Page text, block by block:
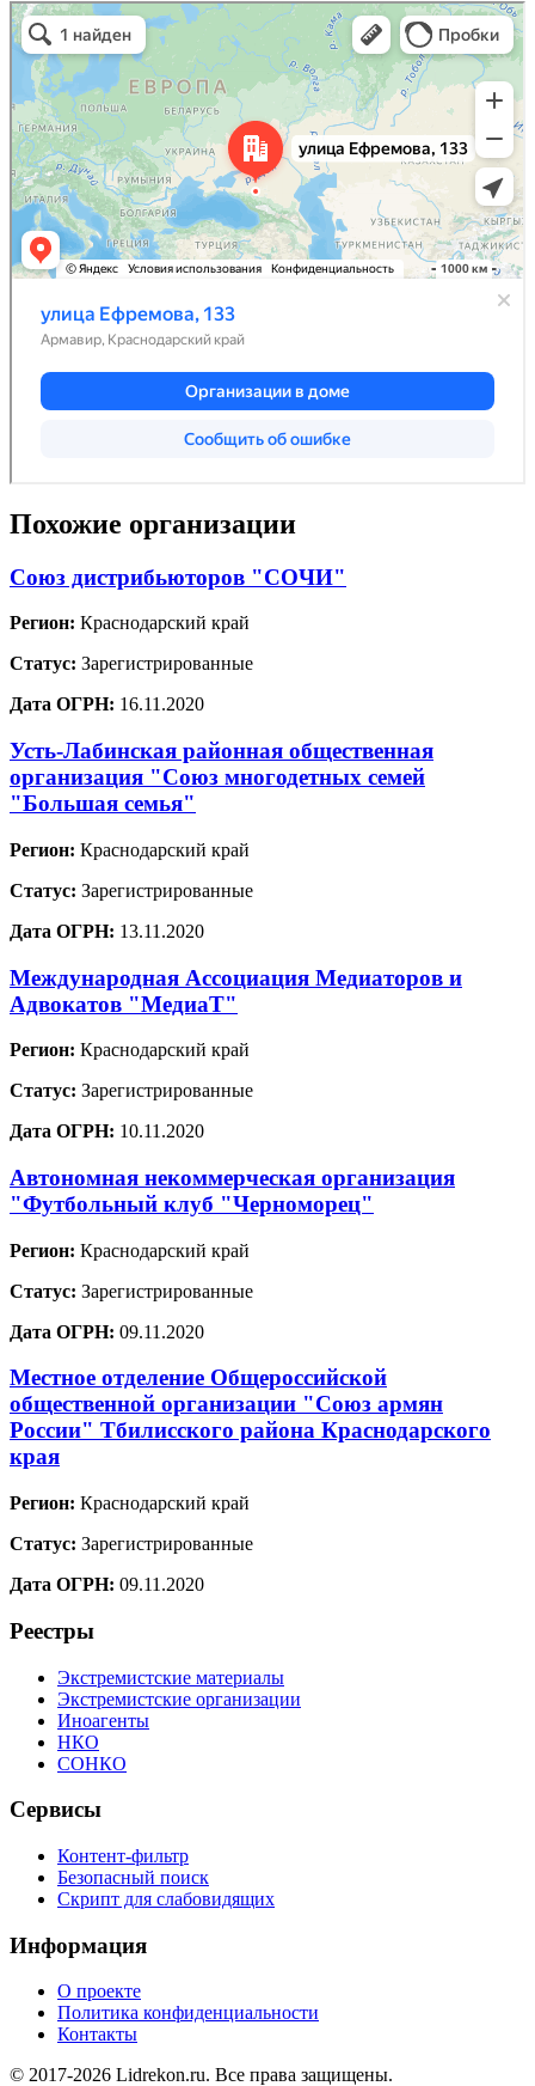
Похожие организации
Союз дистрибьюторов "СОЧИ"
Регион: Краснодарский край
Статус: Зарегистрированные
Дата ОГРН: 16.11.2020
Усть-Лабинская районная общественная
организация "Союз многодетных семей
"Большая семья"
Регион: Краснодарский край
Статус: Зарегистрированные
Дата ОГРН: 13.11.2020
Международная Ассоциация Медиаторов и
Адвокатов "МедиаТ"
Регион: Краснодарский край
Статус: Зарегистрированные
Дата ОГРН: 10.11.2020
Автономная некоммерческая организация
"Футбольный клуб "Черноморец"
Регион: Краснодарский край
Статус: Зарегистрированные
Дата ОГРН: 09.11.2020
Местное отделение Общероссийской
общественной организации "Союз армян
России" Тбилисского района Краснодарского
края
Регион: Краснодарский край
Статус: Зарегистрированные
Дата ОГРН: 09.11.2020
Реестры
Экстремистские материалы
Экстремистские организации
Иноагенты
НКО
СОНКО
Сервисы
Контент-фильтр
Безопасный поиск
Скрипт для слабовидящих
Информация
О проекте
Политика конфиденциальности
Контакты
© 2017-2026 Lidrekon.ru. Все права защищены.